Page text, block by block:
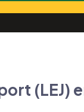
(LEJ)